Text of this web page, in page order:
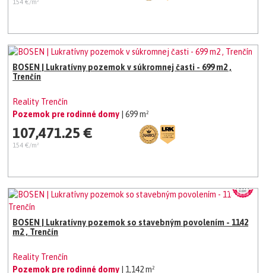
154 €/m²
BOSEN | Lukratívny pozemok v súkromnej časti - 699 m2 ,
Trenčín
Reality Trenčín
Pozemok pre rodinné domy
| 699 m²
107,471.25 €
154 €/m²
BOSEN | Lukratívny pozemok so stavebným povolením - 1142
m2 , Trenčín
Reality Trenčín
Pozemok pre rodinné domy
| 1,142 m²